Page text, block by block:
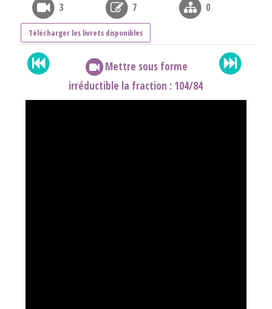
3 7 0
Télécharger les livrets disponibles
Mettre sous forme
irréductible la fraction : 104/84